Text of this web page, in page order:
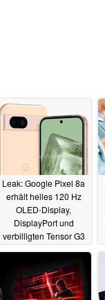
Leak: Google Pixel 8a
erhält helles 120 Hz
OLED-Display,
DisplayPort und
verbilligten Tensor G3
20.03.2024